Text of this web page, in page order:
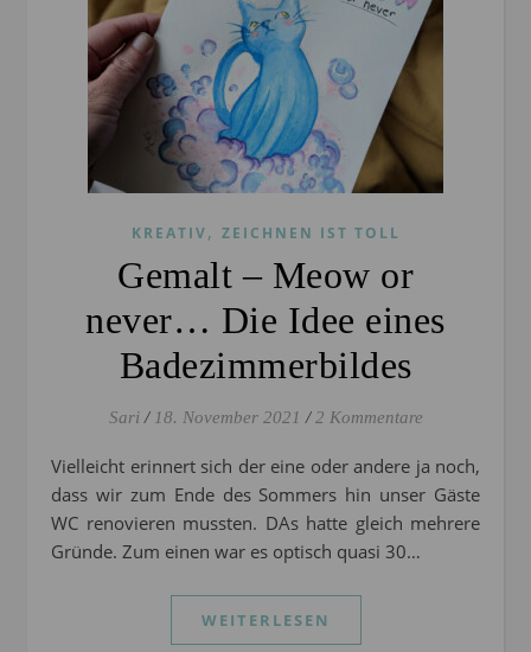
KREATIV, ZEICHNEN IST TOLL
Gemalt – Meow or
never… Die Idee eines
Badezimmerbildes
Sari / 18. November 2021 / 2 Kommentare
Vielleicht erinnert sich der eine oder andere ja noch,
dass wir zum Ende des Sommers hin unser Gäste
WC renovieren mussten. DAs hatte gleich mehrere
Gründe. Zum einen war es optisch quasi 30…
WEITERLESEN